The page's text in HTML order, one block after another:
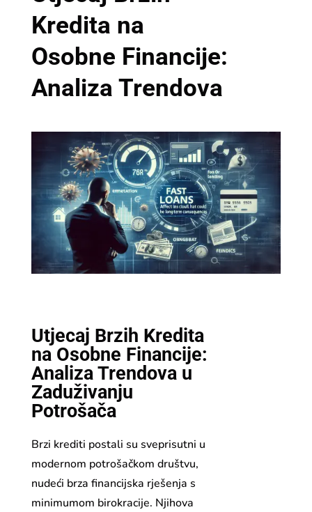
Kredita na
Osobne Financije:
Analiza Trendova
Utjecaj Brzih Kredita
na Osobne Financije:
Analiza Trendova u
Zaduživanju
Potrošača
Brzi krediti postali su sveprisutni u
modernom potrošačkom društvu,
nudeći brza financijska rješenja s
minimumom birokracije. Njihova